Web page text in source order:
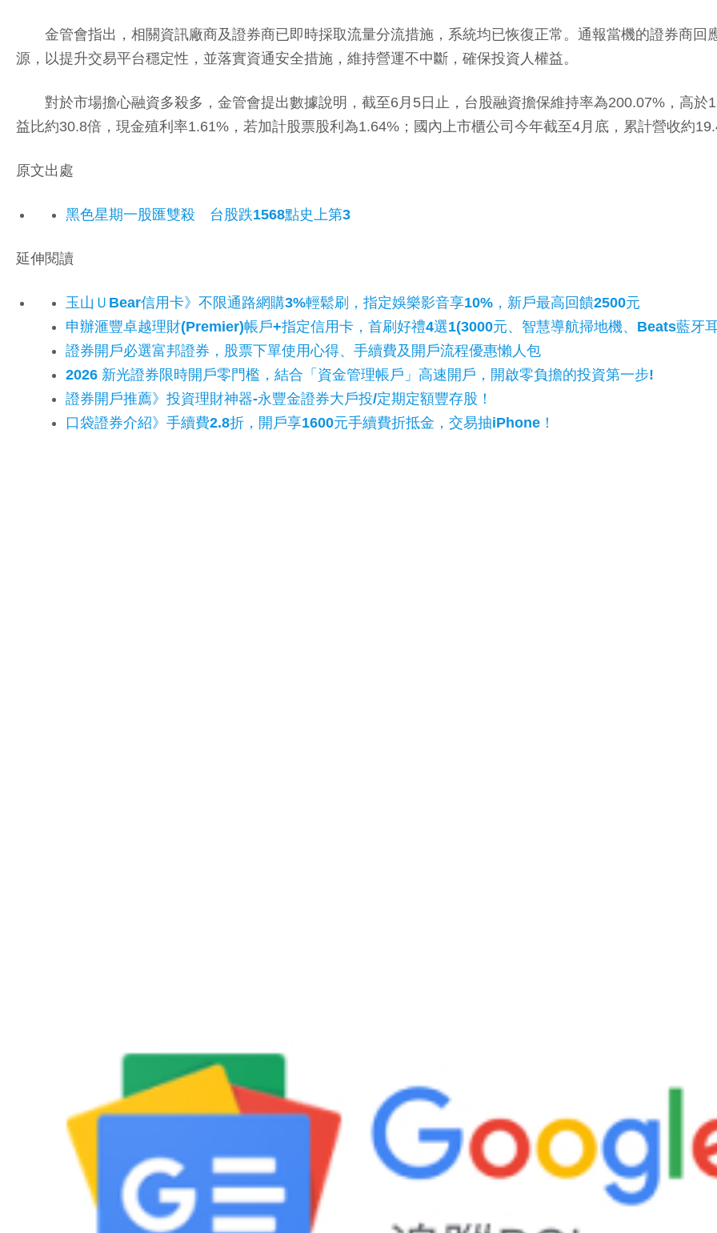
金管會指出，相關資訊廠商及證券商已即時採取流量分流措施，系統均已恢復正常。通報當機的證券商回
源，以提升交易平台穩定性，並落實資通安全措施，維持營運不中斷，確保投資人權益。
對於市場擔心融資多殺多，金管會提出數據說明，截至6月5日止，台股融資擔保維持率為200.07%，高於
益比約30.8倍，現金殖利率1.61%，若加計股票股利為1.64%；國內上市櫃公司今年截至4月底，累計營收約
原文出處
黑色星期一股匯雙殺 台股跌1568點史上第3
延伸閱讀
玉山ＵBear信用卡》不限通路網購3%輕鬆刷，指定娛樂影音享10%，新戶最高回饋2500元
申辦滙豐卓越理財(Premier)帳戶+指定信用卡，首刷好禮4選1(3000元、智慧導航掃地機、Beats藍牙
證券開戶必選富邦證券，股票下單使用心得、手續費及開戶流程優惠懶人包
2026 新光證券限時開戶零門檻，結合「資金管理帳戶」高速開戶，開啟零負擔的投資第一步!
證券開戶推薦》投資理財神器-永豐金證券大戶投/定期定額豐存股！
口袋證券介紹》手續費2.8折，開戶享1600元手續費折抵金，交易抽iPhone！